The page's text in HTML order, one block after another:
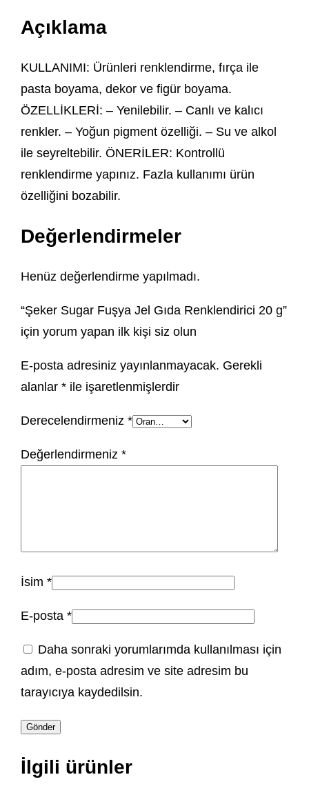
Açıklama
KULLANIMI: Ürünleri renklendirme, fırça ile
pasta boyama, dekor ve figür boyama.
ÖZELLİKLERİ: – Yenilebilir. – Canlı ve kalıcı
renkler. – Yoğun pigment özelliği. – Su ve alkol
ile seyreltebilir. ÖNERİLER: Kontrollü
renklendirme yapınız. Fazla kullanımı ürün
özelliğini bozabilir.
Değerlendirmeler
Henüz değerlendirme yapılmadı.
“Şeker Sugar Fuşya Jel Gıda Renklendirici 20 g”
için yorum yapan ilk kişi siz olun
E-posta adresiniz yayınlanmayacak. Gerekli
alanlar* ile işaretlenmişlerdir
Derecelendirmeniz*
Değerlendirmeniz*
İsim*
E-posta*
Daha sonraki yorumlarımda kullanılması için
adım, e-posta adresim ve site adresim bu
tarayıcıya kaydedilsin.
İlgili ürünler